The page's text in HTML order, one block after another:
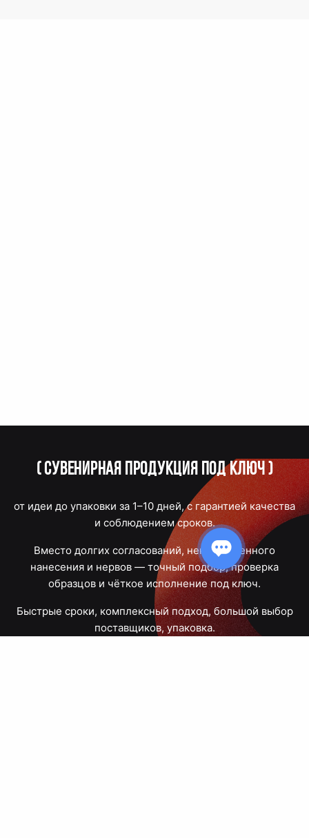
(Сувенирная продукция под ключ)
от идеи до упаковки за 1–10 дней, с гарантией качества
и соблюдением сроков.
Вместо долгих согласований, некачественного
нанесения и нервов — точный подбор, проверка
образцов и чёткое исполнение под ключ.
Быстрые сроки, комплексный подход, большой выбор
поставщиков, упаковка.